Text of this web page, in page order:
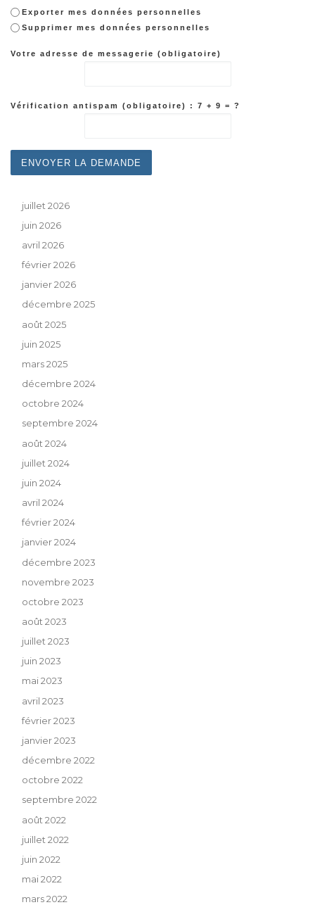
Exporter mes données personnelles
Supprimer mes données personnelles
Votre adresse de messagerie (obligatoire)
Vérification antispam (obligatoire) : 7 + 9 = ?
juillet 2026
juin 2026
avril 2026
février 2026
janvier 2026
décembre 2025
août 2025
juin 2025
mars 2025
décembre 2024
octobre 2024
septembre 2024
août 2024
juillet 2024
juin 2024
avril 2024
février 2024
janvier 2024
décembre 2023
novembre 2023
octobre 2023
août 2023
juillet 2023
juin 2023
mai 2023
avril 2023
février 2023
janvier 2023
décembre 2022
octobre 2022
septembre 2022
août 2022
juillet 2022
juin 2022
mai 2022
mars 2022